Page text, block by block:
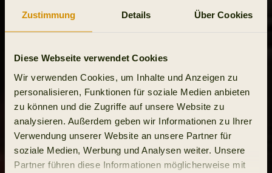
Zustimmung Details Über Cookies
Diese Webseite verwendet Cookies
Wir verwenden Cookies, um Inhalte und Anzeigen zu
personalisieren, Funktionen für soziale Medien anbieten
zu können und die Zugriffe auf unsere Website zu
analysieren. Außerdem geben wir Informationen zu Ihrer
Verwendung unserer Website an unsere Partner für
soziale Medien, Werbung und Analysen weiter. Unsere
Partner führen diese Informationen möglicherweise mit